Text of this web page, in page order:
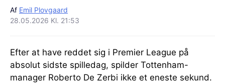
Af Emil Plovgaard
28.05.2026 Kl. 21:53
Efter at have reddet sig i Premier League på
absolut sidste spilledag, spilder Tottenham-
manager Roberto De Zerbi ikke et eneste sekund.